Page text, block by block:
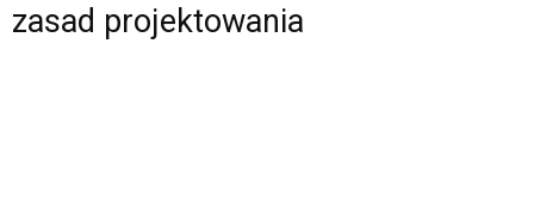
zasad projektowania